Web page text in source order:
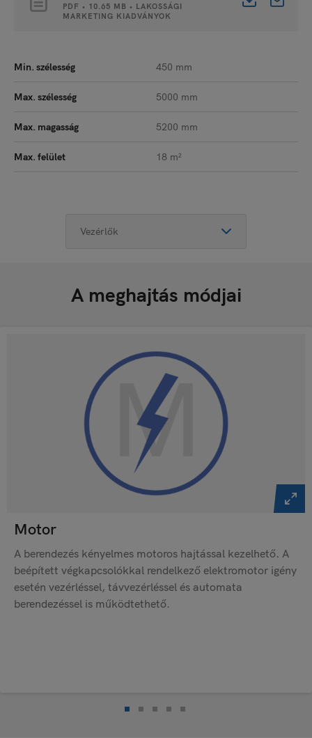
PDF • 10.65 MB • LAKOSSÁGI
MARKETING KIADVÁNYOK
Min. szélesség 450 mm
Max. szélesség 5000 mm
Max. magasság 5200 mm
Max. felület 18 m²
A meghajtás módjai
Motor
A berendezés kényelmes motoros hajtással kezelhető. A
beépített végkapcsolókkal rendelkező elektromotor igény
esetén vezérléssel, távvezérléssel és automata
berendezéssel is működtethető.